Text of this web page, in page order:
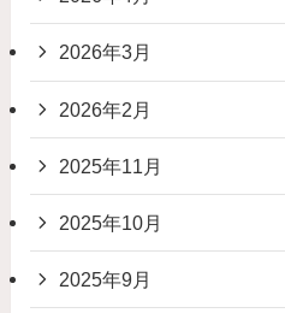
2026年3月
2026年2月
2025年11月
2025年10月
2025年9月